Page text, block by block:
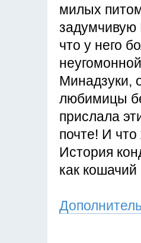
милых
задумчивую
что у него
Минадзуки,
любимицы
прислала
почте! И
История
как